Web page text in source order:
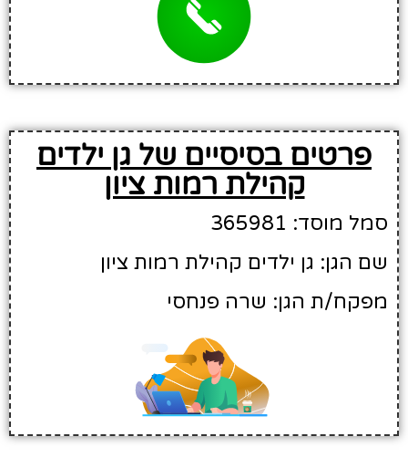
פרטים בסיסיים של גן ילדים
קהילת רמות ציון
סמל מוסד: 365981
שם הגן: גן ילדים קהילת רמות ציון
מפקח/ת הגן: שרה פנחסי